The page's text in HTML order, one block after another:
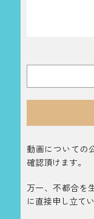
動画についての
確認頂けます。
万一、不都合を
に直接申し立て